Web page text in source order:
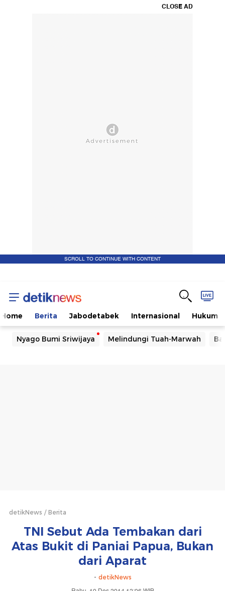
CLOSE AD
SCROLL TO CONTINUE WITH CONTENT
Home Berita Jabodetabek Internasional Hukum
Nyago Bumi Sriwijaya Melindungi Tuah-Marwah
detikNews Berita
TNI Sebut Ada Tembakan dari
Atas Bukit di Paniai Papua, Bukan
dari Aparat
- detikNews